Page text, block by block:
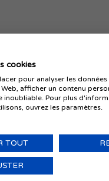
Je publie mon offre
INC. — TOUS
cookies
pour analyser les données
afficher un contenu
inoubliable. Pour plus
ouvrez les paramètres.
TOUT